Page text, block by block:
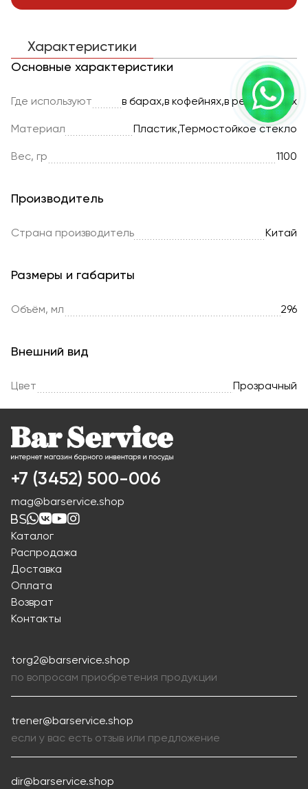
Характеристики
Основные характеристики
Где используют в барах,в кофейнях,в ресторанах
Материал Пластик,Термостойкое стекло
Вес, гр 1100
Производитель
Страна производитель Китай
Размеры и габариты
Объём, мл 296
Внешний вид
Цвет Прозрачный
+7 (3452) 500-006
mag@barservice.shop
Каталог
Распродажа
Доставка
Оплата
Возврат
Контакты
torg2@barservice.shop
по вопросам приобретения продукции
trener@barservice.shop
если у вас есть отзыв или предложение
dir@barservice.shop